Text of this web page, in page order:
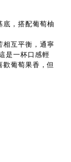
底，搭配葡萄柚
相互平衡，通寧
是一杯口感輕
葡萄果香，但